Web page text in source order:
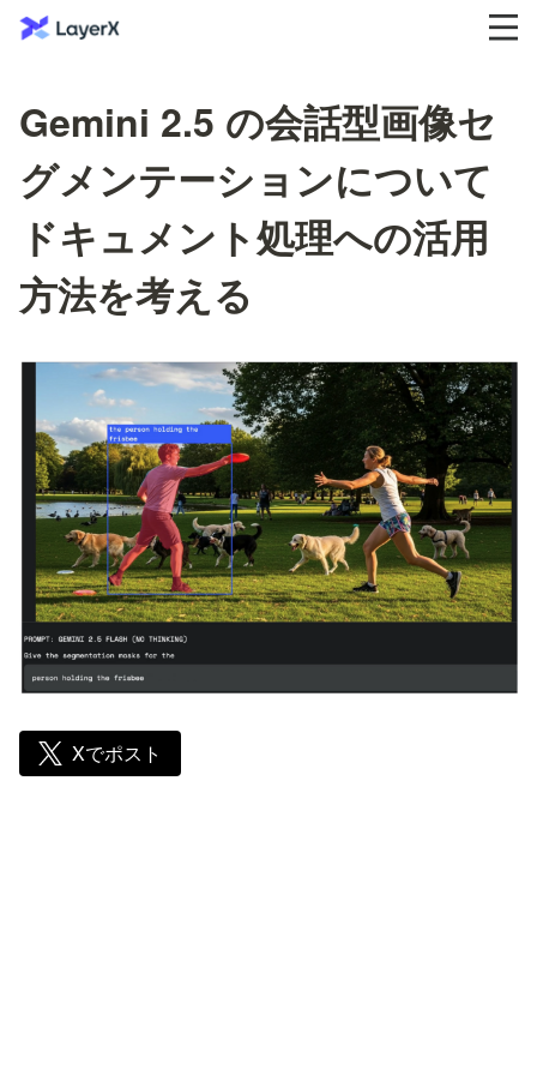
Gemini 2.5 の会話型画像セ
グメンテーションについて
ドキュメント処理への活用
方法を考える
Xでポスト